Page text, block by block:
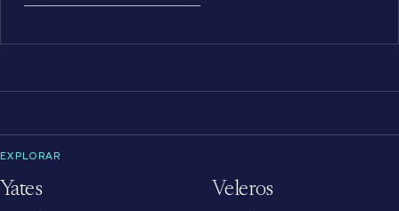
EXPLORAR
Yates
Veleros